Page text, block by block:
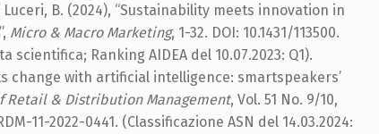
Luceri, B. (2024), “Sustainability meets innovation in
Micro & Macro Marketing, 1-32. DOI: 10.1431/113500.
scientifica; Ranking AIDEA del 10.07.2023: Q1).
change with artificial intelligence: smartspeakers’
Retail & Distribution Management, Vol. 51 No. 9/10,
11-2022-0441. (Classificazione ASN del 14.03.2024: